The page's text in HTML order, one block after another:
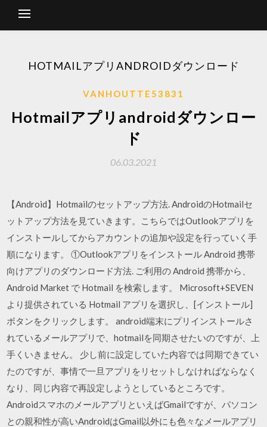
HOTMAILアプリANDROIDダウンロード
VANHOUTTE53831
Hotmailアプリandroidダウンロー
ド
06.03.2021
【Android】Hotmailのセットアップ方法. AndroidのHotmailセ
ットアップ方法を見ていきます。こちらではOutlookアプリを
インストールしてからアカウントの追加や設定を行っていく手
順になります。 ①Outlookアプリをインストール Android 携帯
向けアプリのダウンロード方法. ご利用の Android 携帯から、
Android Market で Hotmail を検索します。 Microsoft+SEVEN
より提供されている Hotmail アプリを選択し、[インストール]
ボタンをクリックします。 android端末にプリインストールさ
れているメールアプリで、hotmailを同期させたいのですが、上
手くいきません。 少し前に設定していた内容では同期できてい
たのですが、事情で一旦アプリをリセットしなければならなく
なり、同じ内容で再設定しようとしているところです。
AndroidスマホのメールアプリといえばGmailですが、パソコン
との親和性が高いAndroidはGmail以外にも色々なメールアプリ